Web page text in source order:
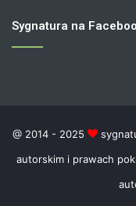
Sygnatura na
@ 2014 - 2025
autorskim i prawach